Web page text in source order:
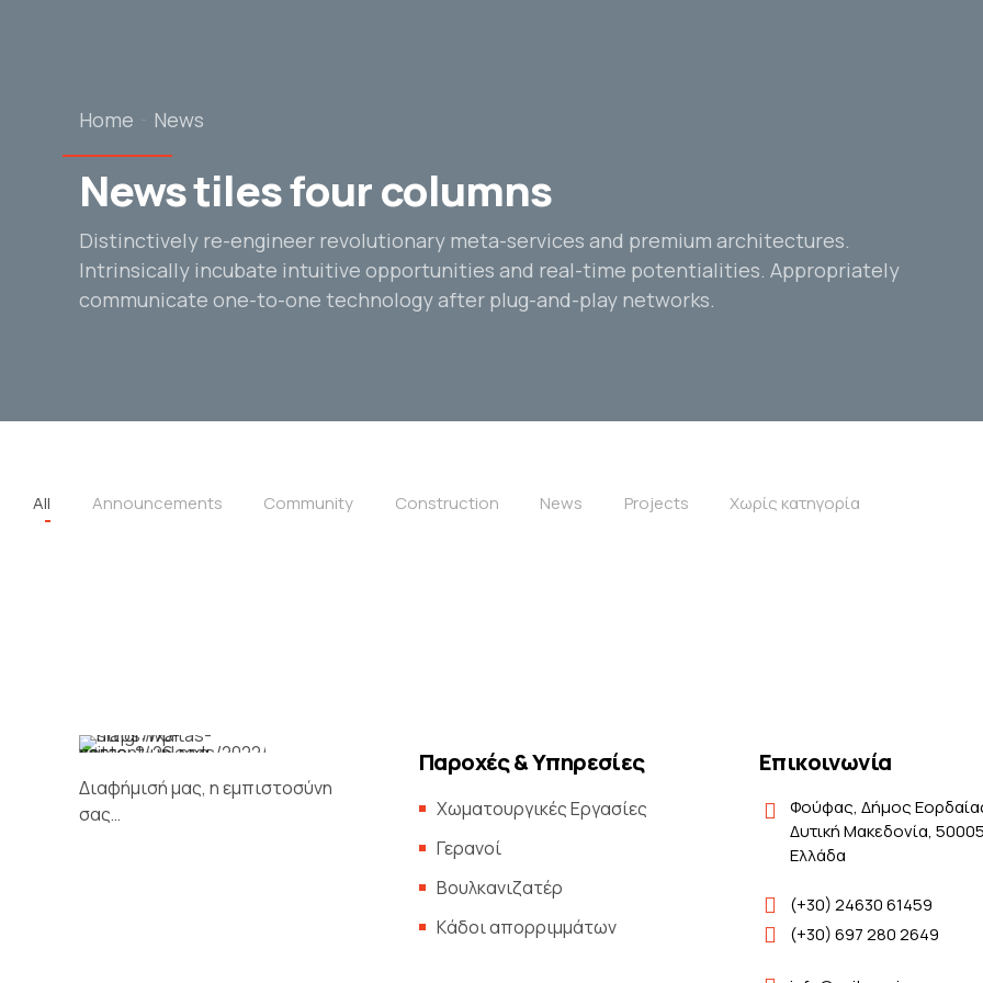
Αρχική Σελίδα Υπηρεσίες Προϊόντα
Home News
News tiles four columns
Distinctively re-engineer revolutionary meta-services and premium architectures.
Intrinsically incubate intuitive opportunities and real-time potentialities. Appropriately
communicate one-to-one technology after plug-and-play networks.
All Announcements Community Construction News Projects Χωρίς κατηγορία
Διαφήμισή μας, η εμπιστοσύνη
σας…
Παροχές & Υπηρεσίες
Χωματουργικές Εργασίες
Γερανοί
Βουλκανιζατέρ
Kάδοι απορριμμάτων
Επικοινωνία
Φούφας, Δήμος
Δυτική Μακεδονία,
Ελλάδα
(+30) 24630 61459
(+30) 697 280 2649